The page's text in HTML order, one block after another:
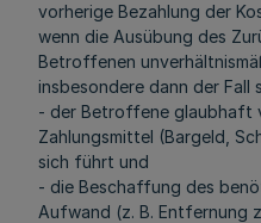
vorherige Bezahlung der
wenn die Ausübung des
Betroffenen
insbesondere dann der Fall
- der Betroffene glaubhaft
Zahlungsmittel (Bargeld,
sich führt und
- die Beschaffung des
Aufwand (z. B. Entfernung